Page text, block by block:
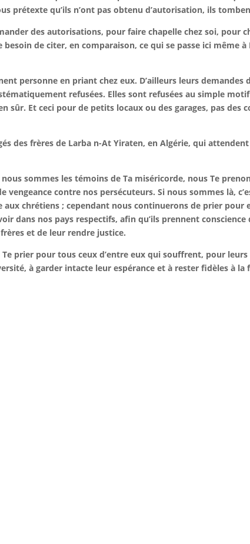
prétexte qu’ils n’ont pas obtenu d’autorisation, ils
des autorisations, pour faire chapelle chez soi, pour
besoin de citer, en comparaison, ce qui se passe ici même
personne en priant chez eux. D’ailleurs leurs
refusées. Elles sont refusées au simple
sûr. Et ceci pour de petits locaux ou des garages, pas des
des frères de Larba n-At Yiraten, en Algérie, qui
nous sommes les témoins de Ta miséricorde, nous Te
vengeance contre nos persécuteurs. Si nous sommes là,
aux chrétiens ; cependant nous continuerons de prier pour
dans nos pays respectifs, afin qu’ils prennent
et de leur rendre justice.
prier pour tous ceux d’entre eux qui souffrent, pour
à garder intacte leur espérance et à rester fidèles à la